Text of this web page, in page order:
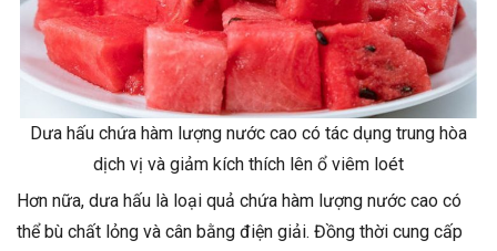
Dưa hấu chứa hàm lượng nước cao có tác dụng trung hòa
dịch vị và giảm kích thích lên ổ viêm loét
Hơn nữa, dưa hấu là loại quả chứa hàm lượng nước cao có
thể bù chất lỏng và cân bằng điện giải. Đồng thời cung cấp